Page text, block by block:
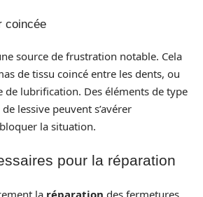
coincée
source de frustration notable. Cela
de tissu coincé entre les dents, ou
de lubrification. Des éléments de type
lessive peuvent s’avérer
la situation.
pour la réparation
la réparation des fermetures